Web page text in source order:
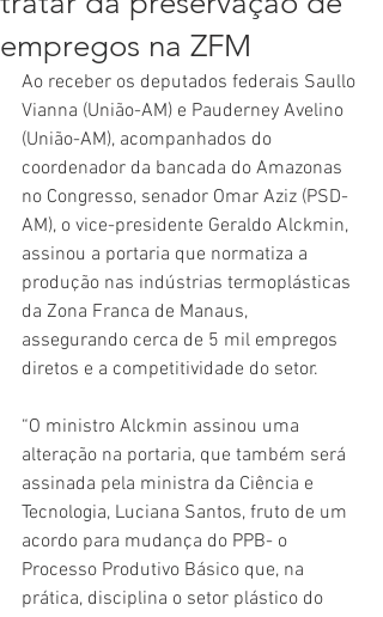
empregos na ZFM
Ao receber os deputados federais Saullo
Vianna (União-AM) e Pauderney Avelino
(União-AM), acompanhados do
coordenador da bancada do Amazonas
no Congresso, senador Omar Aziz (PSD-
AM), o vice-presidente Geraldo Alckmin,
assinou a portaria que normatiza a
produção nas indústrias termoplásticas
da Zona Franca de Manaus,
assegurando cerca de 5 mil empregos
diretos e a competitividade do setor.
“O ministro Alckmin assinou uma
alteração na portaria, que também será
assinada pela ministra da Ciência e
Tecnologia, Luciana Santos, fruto de um
acordo para mudança do PPB- o
Processo Produtivo Básico que, na
prática, disciplina o setor plástico do